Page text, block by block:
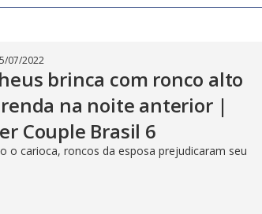
07/2022
brinca com ronco alto
na noite anterior |
Couple Brasil 6
o carioca, roncos da esposa prejudicaram seu